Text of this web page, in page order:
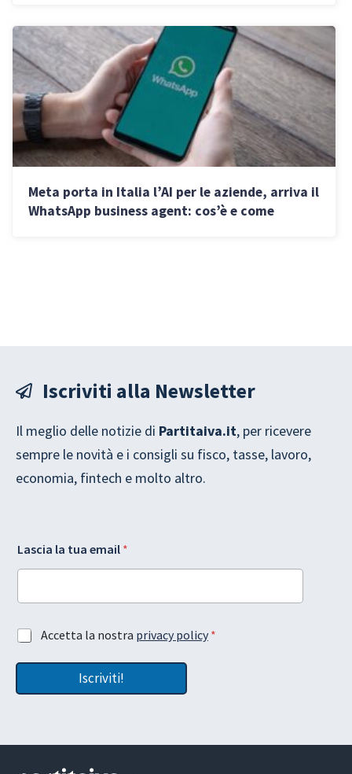
Meta porta in Italia l’AI per le aziende, arriva il
WhatsApp business agent: cos’è e come
Iscriviti alla Newsletter
Il meglio delle notizie di Partitaiva.it, per ricevere
sempre le novità e i consigli su fisco, tasse, lavoro,
economia, fintech e molto altro.
u
a
u
e
m
D
P
L
y
o
i
Lascia la tua email *
A
c
t
Accetta la nostra privacy policy *
Iscriviti!